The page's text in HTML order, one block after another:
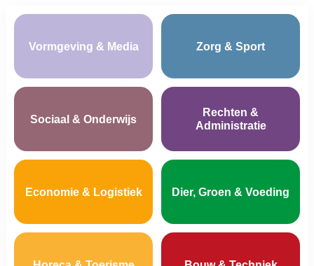
Vormgeving & Media Zorg & Sport
Sociaal & Onderwijs
Rechten &
Administratie
Economie & Logistiek Dier, Groen & Voeding